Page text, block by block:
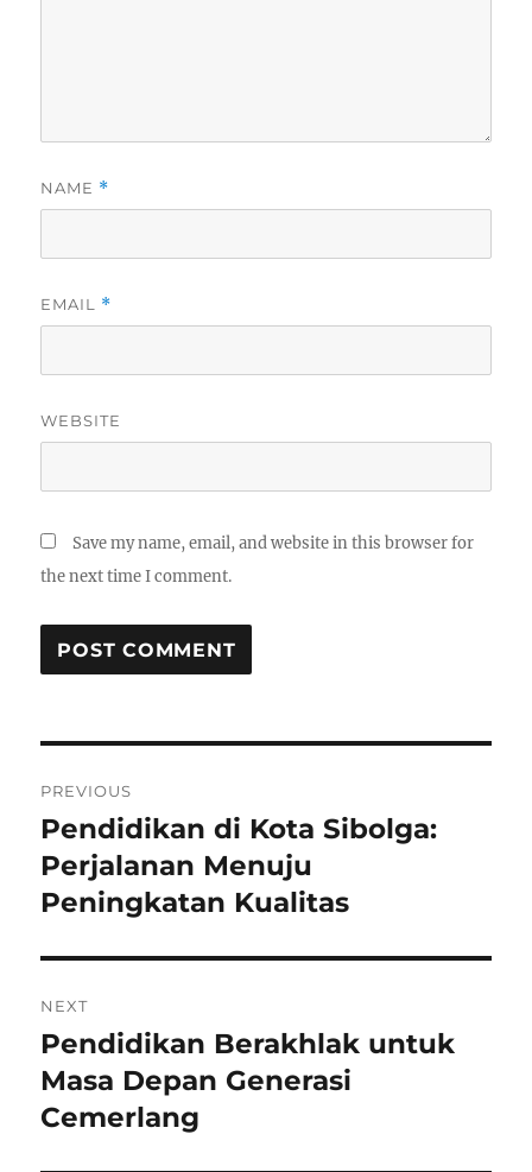
NAME *
EMAIL *
WEBSITE
Save my name, email, and website in this browser for
the next time I comment.
navigation
PREVIOUS
Previous
post:
Pendidikan di Kota Sibolga:
Perjalanan Menuju
Peningkatan Kualitas
NEXT
Next
post:
Pendidikan Berakhlak untuk
Masa Depan Generasi
Cemerlang